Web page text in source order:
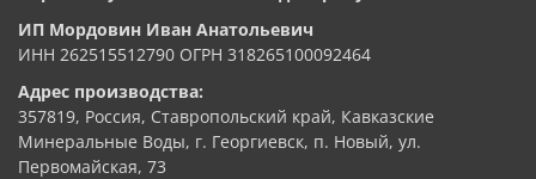
ИП Мордовин Иван Анатольевич
ИНН 262515512790 ОГРН 318265100092464
Адрес производства:
357819, Россия, Ставропольский край, Кавказские
Минеральные Воды, г. Георгиевск, п. Новый, ул.
Первомайская, 73